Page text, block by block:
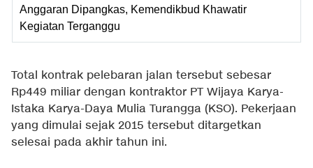
Anggaran Dipangkas, Kemendikbud Khawatir
Kegiatan Terganggu
Total kontrak pelebaran jalan tersebut sebesar
Rp449 miliar dengan kontraktor PT Wijaya Karya-
Istaka Karya-Daya Mulia Turangga (KSO). Pekerjaan
yang dimulai sejak 2015 tersebut ditargetkan
selesai pada akhir tahun ini.